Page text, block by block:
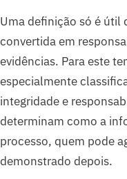
Uma definição só é útil
convertida em
evidências. Para este
especialmente
integridade e
determinam como a
processo, quem pode
demonstrado depois.